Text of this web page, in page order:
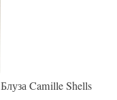
Блуза Camille Shells